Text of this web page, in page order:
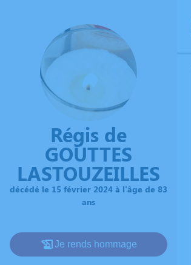
Régis de
GOUTTES
LASTOUZEILLES
décédé le 15 février 2024 à l'âge de 83
ans
Je rends hommage